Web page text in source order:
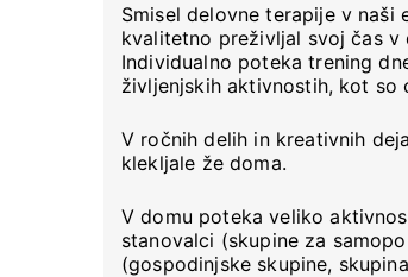
Smisel delovne terapije v
kvalitetno preživljal svoj čas v
Individualno poteka trening
življenjskih aktivnostih, kot so
V ročnih delih in kreativnih
klekljale že doma.
V domu poteka veliko
stanovalci (skupine za
(gospodinjske skupine,